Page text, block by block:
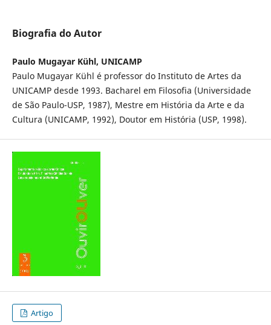
Biografia do Autor
Paulo Mugayar Kühl, UNICAMP
Paulo Mugayar Kühl é professor do Instituto de Artes da
UNICAMP desde 1993. Bacharel em Filosofia (Universidade
de São Paulo-USP, 1987), Mestre em História da Arte e da
Cultura (UNICAMP, 1992), Doutor em História (USP, 1998).
Artigo